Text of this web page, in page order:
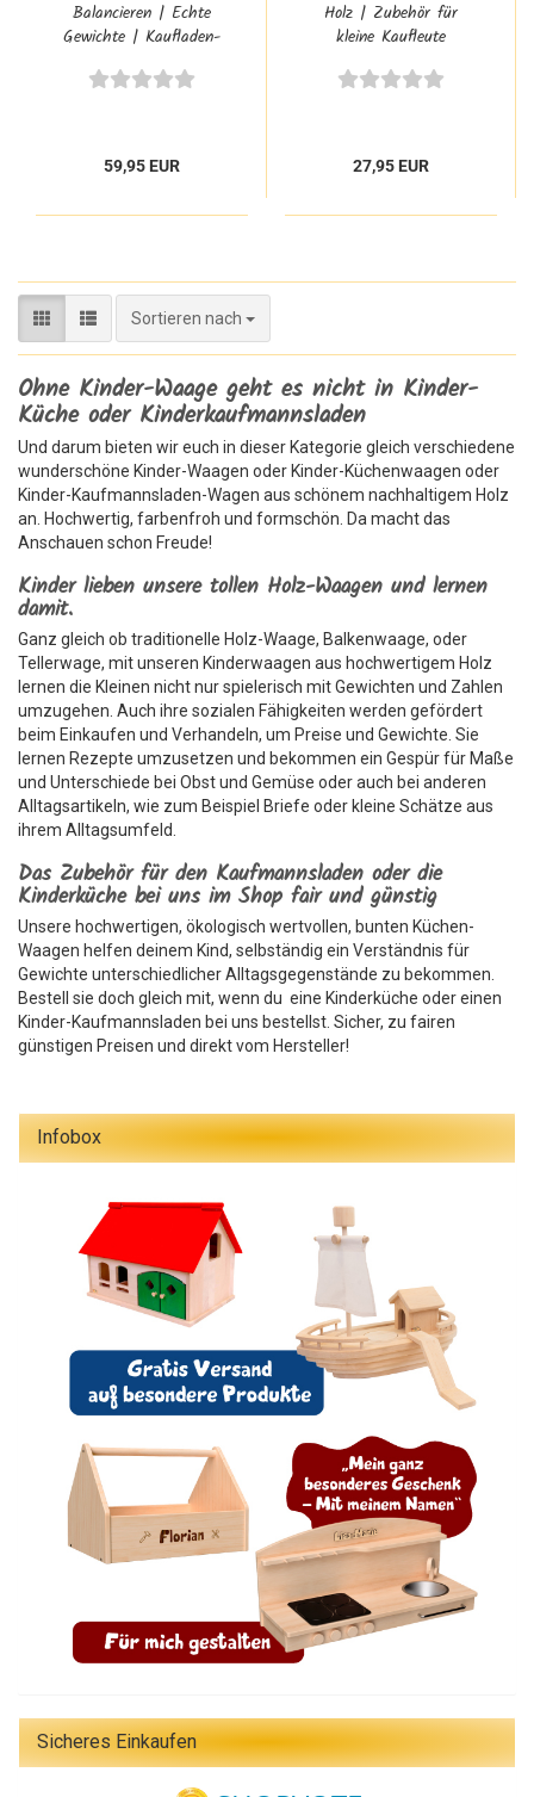
Balancieren | Echte
Gewichte | Kaufladen-
59,95 EUR
Holz | Zubehör für
kleine Kaufleute
27,95 EUR
Sortieren nach
Sortieren nach
Ohne Kinder-Waage geht es nicht in Kinder-
Küche oder Kinderkaufmannsladen
Und darum bieten wir euch in dieser Kategorie gleich verschiedene
wunderschöne Kinder-Waagen oder Kinder-Küchenwaagen oder
Kinder-Kaufmannsladen-Wagen aus schönem nachhaltigem Holz
an. Hochwertig, farbenfroh und formschön. Da macht das
Anschauen schon Freude!
Kinder lieben unsere tollen Holz-Waagen und lernen
damit.
Ganz gleich ob traditionelle Holz-Waage, Balkenwaage, oder
Tellerwage, mit unseren Kinderwaagen aus hochwertigem Holz
lernen die Kleinen nicht nur spielerisch mit Gewichten und Zahlen
umzugehen. Auch ihre sozialen Fähigkeiten werden gefördert
beim Einkaufen und Verhandeln, um Preise und Gewichte. Sie
lernen Rezepte umzusetzen und bekommen ein Gespür für Maße
und Unterschiede bei Obst und Gemüse oder auch bei anderen
Alltagsartikeln, wie zum Beispiel Briefe oder kleine Schätze aus
ihrem Alltagsumfeld.
Das Zubehör für den Kaufmannsladen oder die
Kinderküche bei uns im Shop fair und günstig
Unsere hochwertigen, ökologisch wertvollen, bunten Küchen-
Waagen helfen deinem Kind, selbständig ein Verständnis für
Gewichte unterschiedlicher Alltagsgegenstände zu bekommen.
Bestell sie doch gleich mit, wenn du eine Kinderküche oder einen
Kinder-Kaufmannsladen bei uns bestellst. Sicher, zu fairen
günstigen Preisen und direkt vom Hersteller!
Infobox
Sicheres Einkaufen